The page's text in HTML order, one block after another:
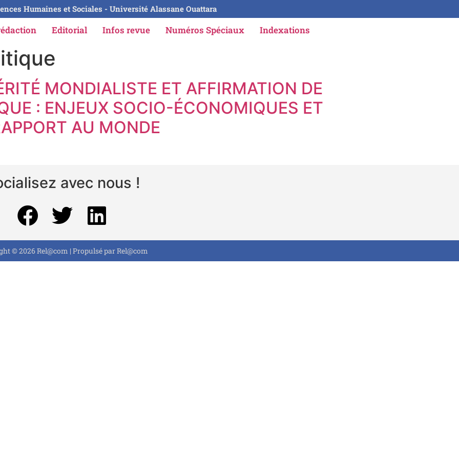
Humaines et Sociales - Université Alassane Ouattara
Editorial Infos revue Numéros Spéciaux Indexations
MONDIALISTE ET AFFIRMATION DE
: ENJEUX SOCIO-ÉCONOMIQUES ET
AU MONDE
avec nous !
© 2026 Rel@com | Propulsé par Rel@com